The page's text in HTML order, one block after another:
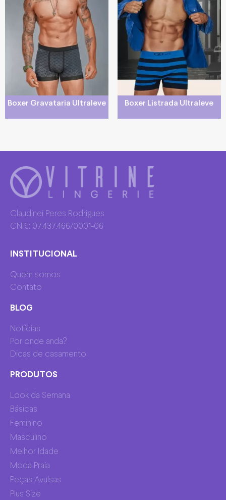
Boxer Gravataria Ultraleve Boxer Listrada Ultraleve
Claudinei Peres Rodrigues
CNPJ: 07.437.466/0001-06
INSTITUCIONAL
Quem somos
Contato
BLOG
Notícias
Por onde anda?
Dicas de casamento
PRODUTOS
Look da Semana
Básicas
Feminino
Masculino
Melhor Idade
Moda Praia
Peças Avulsas
Plus Size